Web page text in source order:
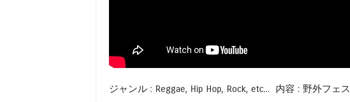
ジャンル : Reggae, Hip Hop, Rock, etc... 内容 : 野外フェス